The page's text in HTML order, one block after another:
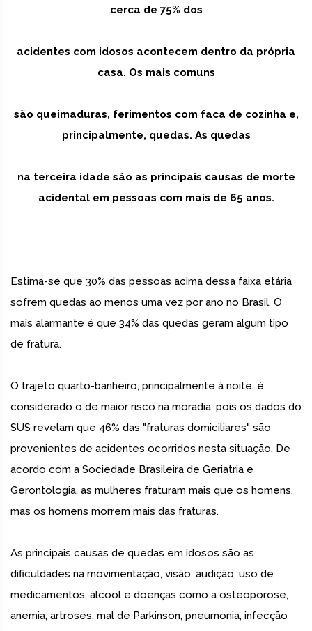
cerca de 75% dos
acidentes com idosos acontecem dentro da própria
casa. Os mais comuns
são queimaduras, ferimentos com faca de cozinha e,
principalmente, quedas. As quedas
na terceira idade são as principais causas de morte
acidental em pessoas com mais de 65 anos.
Estima-se que 30% das pessoas acima dessa faixa etária
sofrem quedas ao menos uma vez por ano no Brasil. O
mais alarmante é que 34% das quedas geram algum tipo
de fratura.
O trajeto quarto-banheiro, principalmente à noite, é
considerado o de maior risco na moradia, pois os dados do
SUS revelam que 46% das "fraturas domiciliares" são
provenientes de acidentes ocorridos nesta situação. De
acordo com a Sociedade Brasileira de Geriatria e
Gerontologia, as mulheres fraturam mais que os homens,
mas os homens morrem mais das fraturas.
As principais causas de quedas em idosos são as
dificuldades na movimentação, visão, audição, uso de
medicamentos, álcool e doenças como a osteoporose,
anemia, artroses, mal de Parkinson, pneumonia, infecção